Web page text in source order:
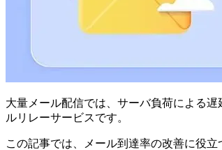
大量メール配信では、サーバ負荷による
ルリレーサービスです。
この記事では、メール到達率の改善に役